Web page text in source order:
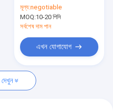
মূল্য:negotiable
MOQ:10-20 পিসি
সর্বশেষ দাম পান
এখন যোগাযোগ